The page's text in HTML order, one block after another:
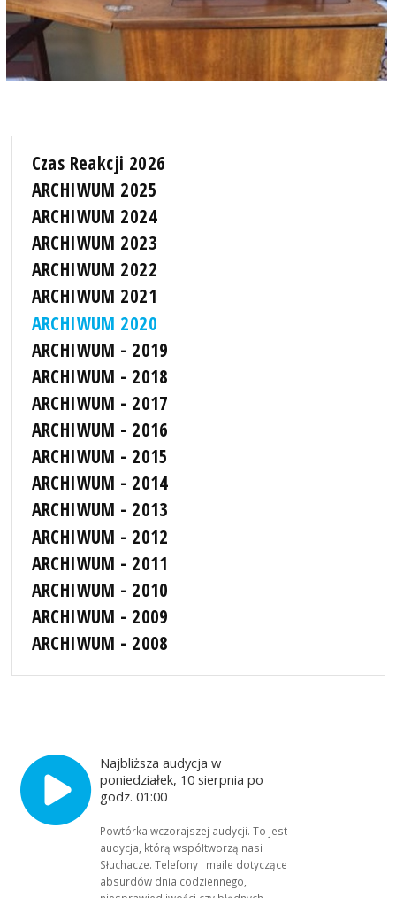
Czas Reakcji 2026
ARCHIWUM 2025
ARCHIWUM 2024
ARCHIWUM 2023
ARCHIWUM 2022
ARCHIWUM 2021
ARCHIWUM 2020
ARCHIWUM - 2019
ARCHIWUM - 2018
ARCHIWUM - 2017
ARCHIWUM - 2016
ARCHIWUM - 2015
ARCHIWUM - 2014
ARCHIWUM - 2013
ARCHIWUM - 2012
ARCHIWUM - 2011
ARCHIWUM - 2010
ARCHIWUM - 2009
ARCHIWUM - 2008
Najbliższa audycja w
poniedziałek, 10 sierpnia po
godz. 01:00
Powtórka wczorajszej audycji. To jest
audycja, którą współtworzą nasi
Słuchacze. Telefony i maile dotyczące
absurdów dnia codziennego,